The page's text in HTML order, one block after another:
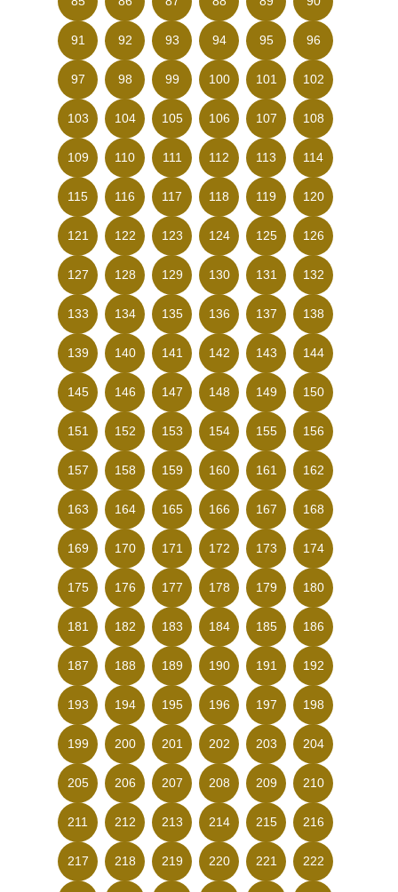
91 92 93 94 95 96
97 98 99 100 101 102
103 104 105 106 107 108
109 110 111 112 113 114
115 116 117 118 119 120
121 122 123 124 125 126
127 128 129 130 131 132
133 134 135 136 137 138
139 140 141 142 143 144
145 146 147 148 149 150
151 152 153 154 155 156
157 158 159 160 161 162
163 164 165 166 167 168
169 170 171 172 173 174
175 176 177 178 179 180
181 182 183 184 185 186
187 188 189 190 191 192
193 194 195 196 197 198
199 200 201 202 203 204
205 206 207 208 209 210
211 212 213 214 215 216
217 218 219 220 221 222